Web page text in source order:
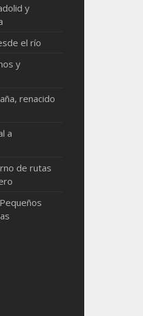
y
el río
y
renacido
a
de rutas